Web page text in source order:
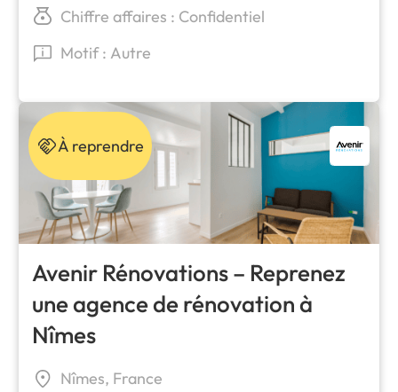
Chiffre affaires : Confidentiel
Motif : Autre
À reprendre
Avenir Rénovations – Reprenez
une agence de rénovation à
Nîmes
Nîmes, France